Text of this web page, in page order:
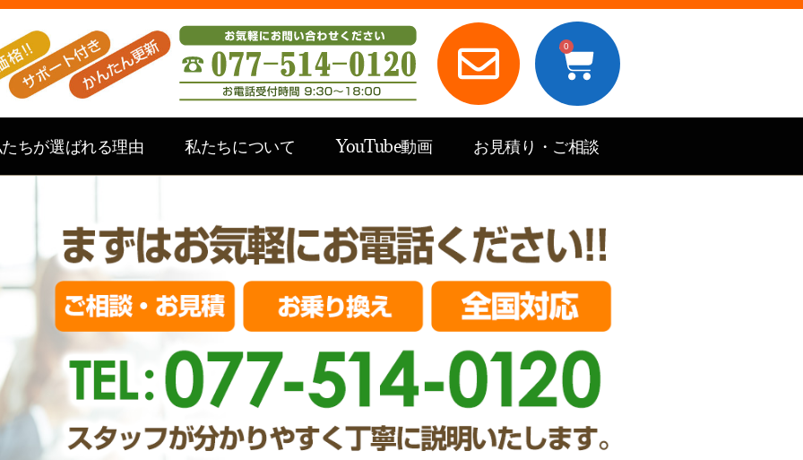
0
ちが選ばれる理由 私たちについて YouTube動画 お見積り・ご相談